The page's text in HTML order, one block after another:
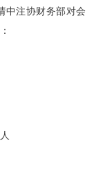
中注协财务部对会